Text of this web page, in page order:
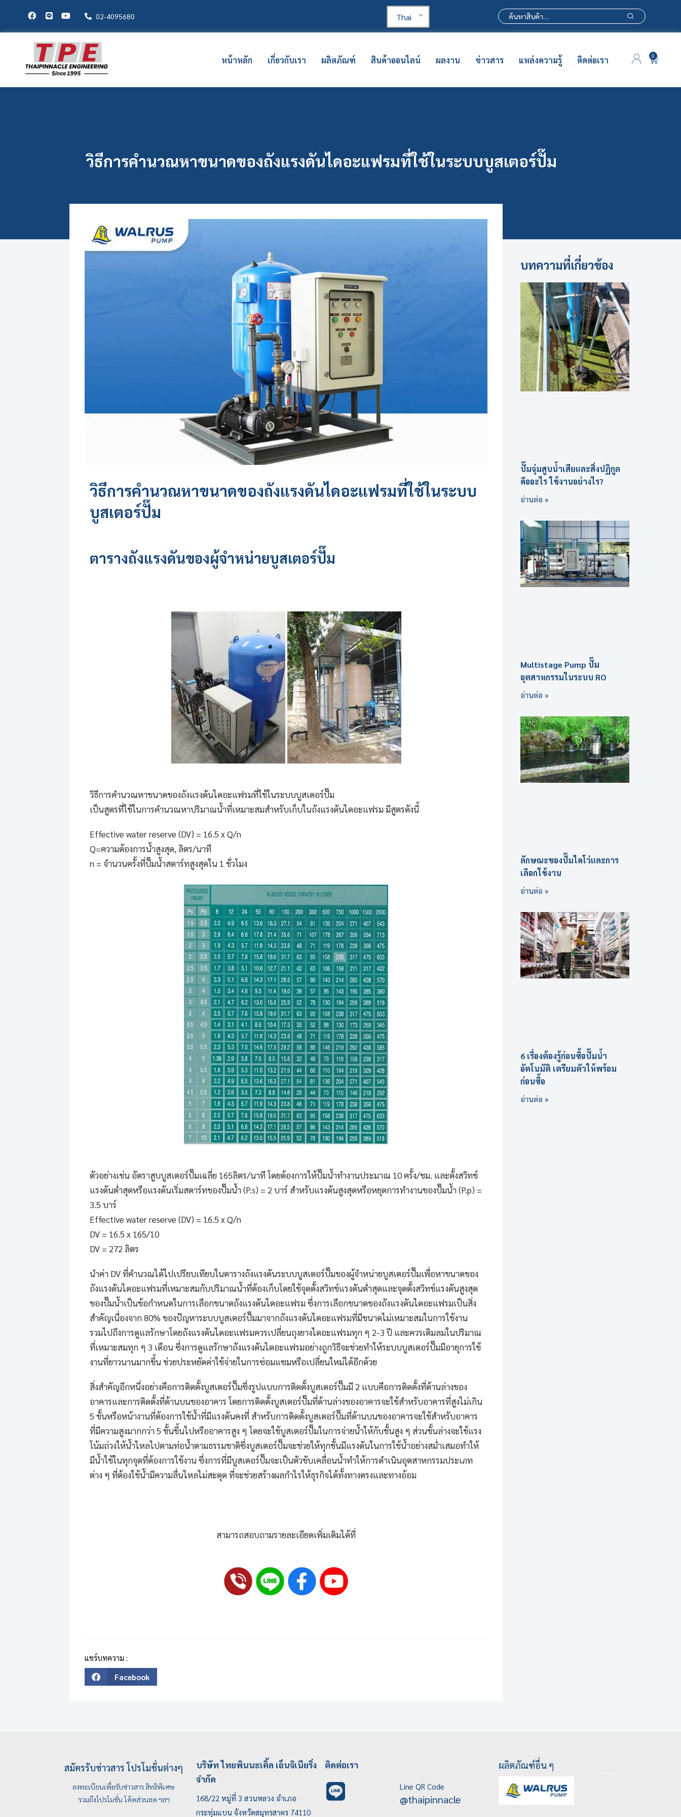
02-4095680 Thai
0
หน้าหลัก เกี่ยวกับเรา ผลิตภัณฑ์ สินค้าออนไลน์ ผลงาน ข่าวสาร แหล่งความรู้ ติดต่อเรา
วิธีการคำนวณหาขนาดของถังแรงดันไดอะแฟรมที่ใช้ในระบบบูสเตอร์ปั๊ม
วิธีการคำนวณหาขนาดของถังแรงดันไดอะแฟรมที่ใช้ในระบบ
บูสเตอร์ปั๊ม
ตารางถังแรงดันของผู้จำหน่ายบูสเตอร์ปั๊ม
วิธีการคำนวณหาขนาดของถังแรงดันไดอะแฟรมที่ใช้ในระบบบูสเตอร์ปั๊ม
เป็นสูตรที่ใช้ในการคำนวณหาปริมาณน้ำที่เหมาะสมสำหรับเก็บในถังแรงดันไดอะแฟรม มีสูตรดังนี้
Effective water reserve (DV) = 16.5 x Q/n
Q=ความต้องการน้ำสูงสุด, ลิตร/นาที
n = จำนวนครั้งที่ปั๊มน้ำสตาร์ทสูงสุดใน 1 ชั่วโมง
ตัวอย่างเช่น อัตราสูบบูสเตอร์ปั๊มเฉลี่ย 165ลิตร/นาที โดยต้องการให้ปั๊มน้ำทำงานประมาณ 10 ครั้ง/ชม. และตั้งสวิทช์
แรงดันต่ำสุดหรือแรงดันเริ่มสตาร์ทของปั๊มน้ำ (P.s) = 2 บาร์ สำหรับแรงดันสูงสุดหรือหยุดการทำงานของปั๊มน้ำ (P.p) =
3.5 บาร์
Effective water reserve (DV) = 16.5 x Q/n
DV = 16.5 x 165/10
DV = 272 ลิตร
นำค่า DV ที่คำนวณได้ไปเปรียบเทียบในตารางถังแรงดันระบบบูสเตอร์ปั๊มของผู้จำหน่ายบูสเตอร์ปั๊มเพื่อหาขนาดของ
ถังแรงดันไดอะแฟรมที่เหมาะสมกับปริมาณน้ำที่ต้องเก็บโดยใช้จุดตั้งสวิทช์แรงดันต่ำสุดและจุดตั้งสวิทช์แรงดันสูงสุด
ของปั๊มน้ำเป็นข้อกำหนดในการเลือกขนาดถังแรงดันไดอะแฟรม ซึ่งการเลือกขนาดของถังแรงดันไดอะแฟรมเป็นสิ่ง
สำคัญเนื่องจาก 80% ของปัญหาระบบบูสเตอร์ปั๊มมาจากถังแรงดันไดอะแฟรมที่มีขนาดไม่เหมาะสมในการใช้งาน
รวมไปถึงการดูแลรักษาโดยถังแรงดันไดอะแฟรมควรเปลี่ยนถุงยางไดอะแฟรมทุก ๆ 2-3 ปี และควรเติมลมในปริมาณ
ที่เหมาะสมทุก ๆ 3 เดือน ซึ่งการดูแลรักษาถังแรงดันไดอะแฟรมอย่างถูกวิธีจะช่วยทำให้ระบบบูสเตอร์ปั๊มมีอายุการใช้
งานที่ยาวนานมากขึ้น ช่วยประหยัดค่าใช้จ่ายในการซ่อมแซมหรือเปลี่ยนใหม่ได้อีกด้วย
สิ่งสำคัญอีกหนึ่งอย่างคือการติดตั้งบูสเตอร์ปั๊มซึ่งรูปแบบการติดตั้งบูสเตอร์ปั๊มมี 2 แบบคือการติดตั้งที่ด้านล่างของ
อาคารและการติดตั้งที่ด้านบนของอาคาร โดยการติดตั้งบูสเตอร์ปั๊มที่ด้านล่างของอาคารจะใช้สำหรับอาคารที่สูงไม่เกิน
5 ชั้นหรือหน้างานที่ต้องการใช้น้ำที่มีแรงดันคงที่ สำหรับการติดตั้งบูสเตอร์ปั๊มที่ด้านบนของอาคารจะใช้สำหรับอาคาร
ที่มีความสูงมากกว่า 5 ชั้นขึ้นไปหรืออาคารสูง ๆ โดยจะใช้บูสเตอร์ปั๊มในการจ่ายน้ำให้กับชั้นสูง ๆ ส่วนชั้นล่างจะใช้แรง
โน้มถ่วงให้น้ำไหลไปตามท่อน้ำตามธรรมชาติซึ่งบูสเตอร์ปั๊มจะช่วยให้ทุกชั้นมีแรงดันในการใช้น้ำอย่างสม่ำเสมอทำให้
มีน้ำใช้ในทุกจุดที่ต้องการใช้งาน ซึ่งการที่มีบูสเตอร์ปั๊มจะเป็นตัวขับเคลื่อนน้ำทำให้การดำเนินอุตสาหกรรมประเภท
ต่าง ๆ ที่ต้องใช้น้ำมีความลื่นไหลไม่สะดุด ที่จะช่วยสร้างผลกำไรให้ธุรกิจได้ทั้งทางตรงและทางอ้อม
สามารถสอบถามรายละเอียดเพิ่มเติมได้ที่
แชร์บทความ :
Facebook
บทความที่เกี่ยวข้อง
ปั๊มจุ่มสูบน้ำเสียและสิ่งปฏิกูล
คืออะไร ใช้งานอย่างไร?
อ่านต่อ »
Multistage Pump ปั๊ม
อุตสาหกรรมในระบบ RO
อ่านต่อ »
ลักษณะของปั๊มไดโว่และการ
เลือกใช้งาน
อ่านต่อ »
6 เรื่องต้องรู้ก่อนซื้อปั๊มน้ำ
อัตโนมัติ เตรียมตัวให้พร้อม
ก่อนซื้อ
อ่านต่อ »
สมัครรับข่าวสาร โปรโมชั่นต่างๆ
ลงทะเบียนเพื่อรับข่าวสาร สิทธิพิเศษ
รวมถึงโปรโมชั่น โค้ดส่วนลด ฯลฯ
บริษัท ไทยพินนะเคิ้ล เอ็นจิเนียริ่ง
จำกัด
168/22 หมู่ที่ 3 สวนหลวง อำเภอ
กระทุ่มแบน จังหวัดสมุทรสาคร 74110
ติดต่อเรา
Line QR Code
@thaipinnacle
ผลิตภัณฑ์อื่น ๆ